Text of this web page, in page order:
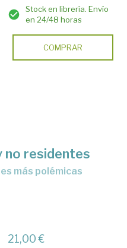
Stock en librería. Envío
en 24/48 horas
COMPRAR
no residentes
más polémicas
21,00 €